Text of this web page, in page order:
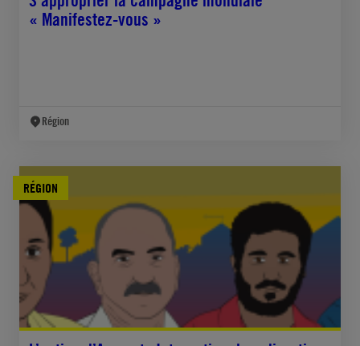
« Manifestez-vous »
Région
RÉGION